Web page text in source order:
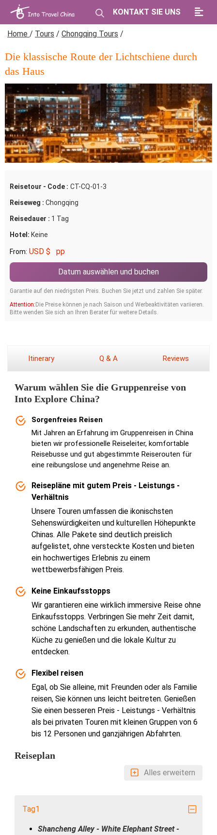
KONTAKT SIE UNS
Home / Tours / Chongqing Tours /
Die klassische Route der Lichtschiene durch
das Haus
Reisetour - Code : CT-CQ-01-3
Reiseweg : Chongqing
Reisedauer : 1 Tag
Hotel: Keine
From: USD $ pp
Datum auswählen und buchen
Garantie auf den niedrigsten Preis. Buchen Sie jetzt und zahlen Sie später.
Attention:Die Preise können je nach Saison und Werbeaktivitäten variieren.
Bitte wenden Sie sich an Ihren Berater für weitere Details.
Itinerary Q & A Reviews
Warum wählen Sie die Gruppenreise von
Into Explore China?
Sorgenfreies Reisen
Mit Jahren an Erfahrung im Gruppenreisen in China
bieten wir professionelle Reiseleiter, komfortable
Reisebusse und gut abgestimmte Reiserouten für
eine reibungslose und angenehme Reise an.
Reisepläne mit gutem Preis - Leistungs -
Verhältnis
Unsere Touren umfassen die ikonischsten
Sehenswürdigkeiten und kulturellen Höhepunkte
Chinas. Alle Pakete sind deutlich preislich
aufgelistet, ohne versteckte Kosten und bieten
ein hochwertiges Erlebnis zu einem
wettbewerbsfähigen Preis.
Keine Einkaufsstopps
Wir garantieren eine wirklich immersive Reise ohne
Einkaufsstopps. Verbringen Sie mehr Zeit damit,
schöne Landschaften zu erkunden, authentische
Küche zu genießen und die lokale Kultur zu
entdecken.
Flexibel reisen
Egal, ob Sie alleine, mit Freunden oder als Familie
reisen, Sie können uns leicht beitreten. Genießen
Sie einen besseren Preis - Leistungs - Verhältnis
als bei privaten Touren mit kleinen Gruppen von 6
bis 12 Personen und ganzjährigen Abfahrten.
Reiseplan
Alles erweitern
Tag1
Shancheng Alley - White Elephant Street -